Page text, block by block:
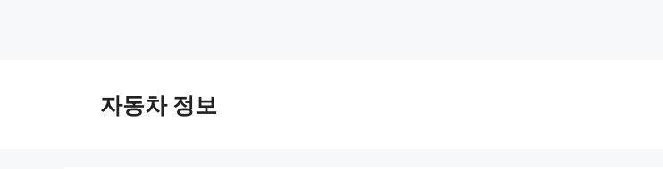
자동차 정보